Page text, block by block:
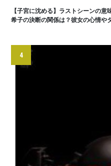
【子宮に沈める】ラストシーンの
希子の決断の関係は？彼女の心情や
4